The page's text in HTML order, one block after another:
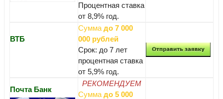
Процентная ставка
от 8,9% год.
ВТБ
Сумма до 7 000
000 рублей
Срок: до 7 лет
процентная ставка
от 5,9% год.
Почта Банк
РЕКОМЕНДУЕМ
Сумма до 5 000